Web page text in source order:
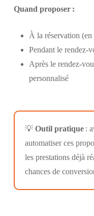
Quand proposer :
À la réservation
Pendant le rendez-
Après le rendez-
personnalisé
💡Outil pratique :
automatiser ces
les prestations déjà
chances de